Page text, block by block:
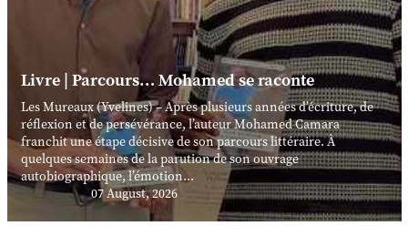
Livre | Parcours… Mohamed se raconte
Les Mureaux (Yvelines) – Après plusieurs années d’écriture, de
réflexion et de persévérance, l’auteur Mohamed Camara
franchit une étape décisive de son parcours littéraire. À
quelques semaines de la parution de son ouvrage
autobiographique, l’émotion...
07 August, 2026